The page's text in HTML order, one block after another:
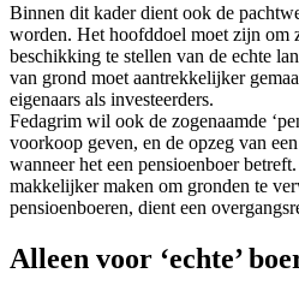
Binnen dit kader dient ook de
worden. Het hoofddoel moet zijn om
beschikking te stellen van de echte
van grond moet aantrekkelijker
eigenaars als investeerders.
Fedagrim wil ook de zogenaamde
voorkoop geven, en de opzeg van
wanneer het een pensioenboer
makkelijker maken om gronden te
pensioenboeren, dient een
Alleen voor ‘echte’